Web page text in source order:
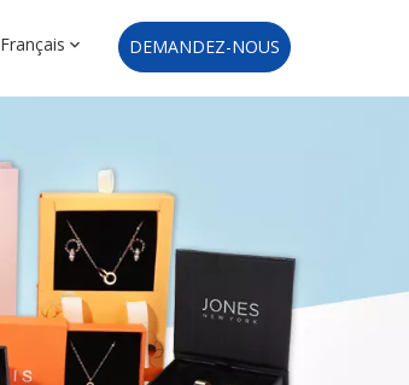
Français DEMANDEZ-NOUS